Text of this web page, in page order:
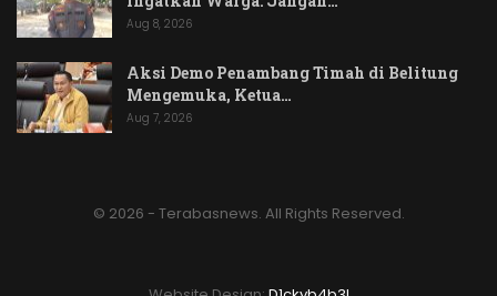
Aug 8, 2026
Aksi Demo Penambang Timah di Belitung
Mengemuka, Ketua…
Aug 7, 2026
© 2026 - Terabasnews. All Rights Reserved.